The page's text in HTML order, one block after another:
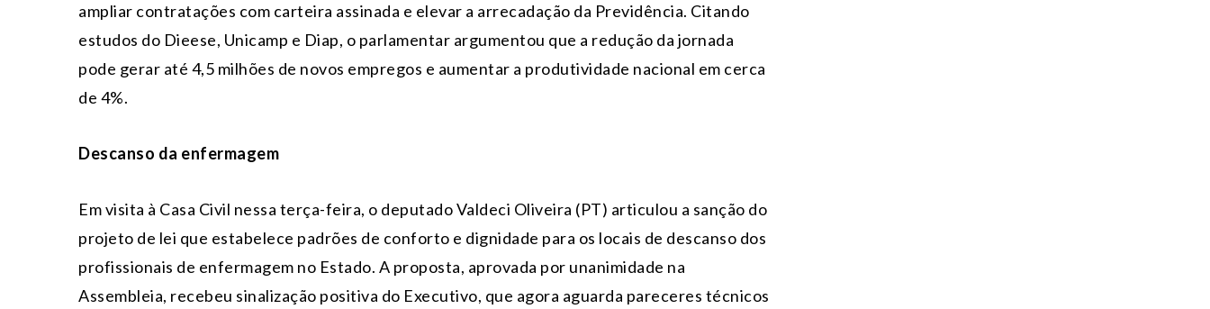
ampliar contratações com carteira assinada e elevar a arrecadação da Previdência. Citando
estudos do Dieese, Unicamp e Diap, o parlamentar argumentou que a redução da jornada
pode gerar até 4,5 milhões de novos empregos e aumentar a produtividade nacional em cerca
de 4%.
Descanso da enfermagem
Em visita à Casa Civil nessa terça-feira, o deputado Valdeci Oliveira (PT) articulou a sanção do
projeto de lei que estabelece padrões de conforto e dignidade para os locais de descanso dos
profissionais de enfermagem no Estado. A proposta, aprovada por unanimidade na
Assembleia, recebeu sinalização positiva do Executivo, que agora aguarda pareceres técnicos